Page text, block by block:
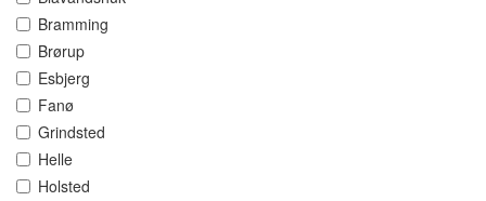
Bramming
Brørup
Esbjerg
Fanø
Grindsted
Helle
Holsted